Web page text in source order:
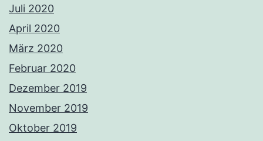
Juli 2020
April 2020
März 2020
Februar 2020
Dezember 2019
November 2019
Oktober 2019